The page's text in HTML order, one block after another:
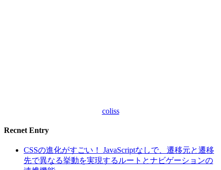
coliss
Recnet Entry
CSSの進化がすごい！ JavaScriptなしで、遷移元と遷移
先で異なる挙動を実現するルートとナビゲーションの